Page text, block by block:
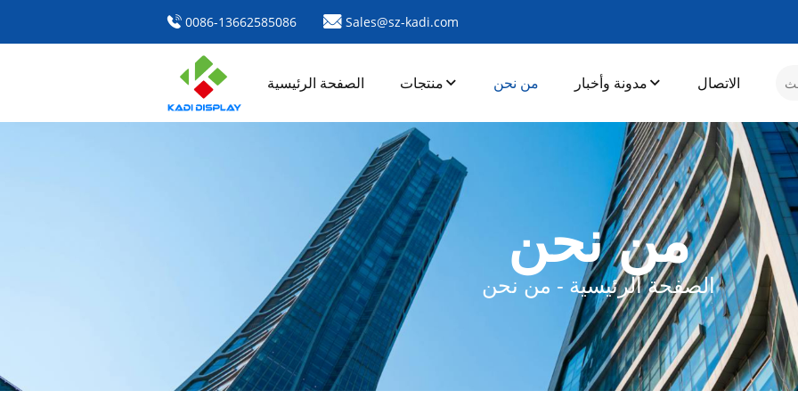
0086-13662585086 Sales@sz-kadi.com
الصفحة الرئيسية منتجات من نحن مدونة وأخبار الاتصال
من نحن
الصفحة الرئيسية - من نحن